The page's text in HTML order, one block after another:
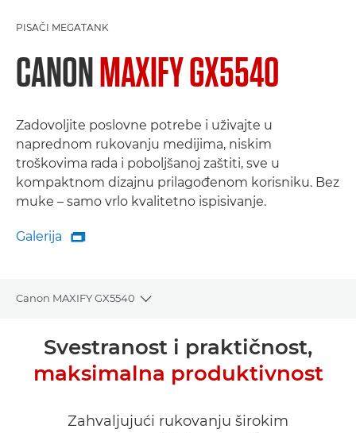
PISAČI MEGATANK
CANONMAXIFY GX5540
Zadovoljite poslovne potrebe i uživajte u
naprednom rukovanju medijima, niskim
troškovima rada i poboljšanoj zaštiti, sve u
kompaktnom dizajnu prilagođenom korisniku. Bez
muke – samo vrlo kvalitetno ispisivanje.
Galerija
Galerija

Canon MAXIFY GX5540
Toggle breadcrumbs
Pregled
Tehnički podaci
Svestranost i praktičnost,
maksimalna produktivnost
Zahvaljujući rukovanju širokim